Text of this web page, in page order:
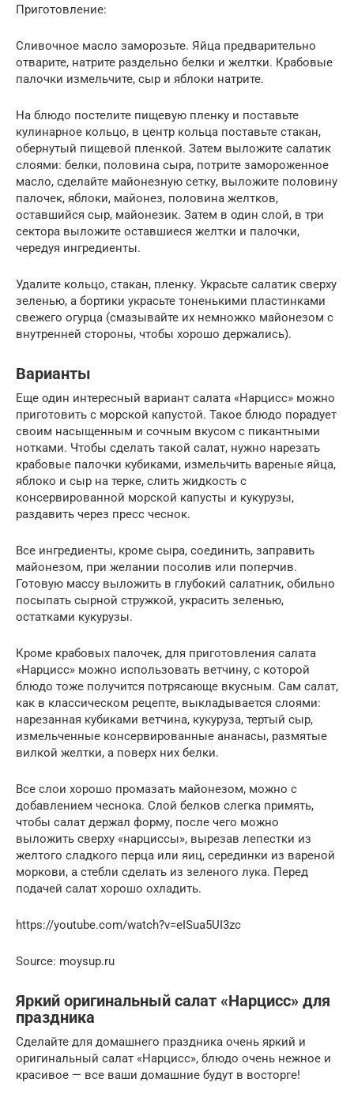
Приготовление:
Сливочное масло заморозьте. Яйца предварительно
отварите, натрите раздельно белки и желтки. Крабовые
палочки измельчите, сыр и яблоки натрите.
На блюдо постелите пищевую пленку и поставьте
кулинарное кольцо, в центр кольца поставьте стакан,
обернутый пищевой пленкой. Затем выложите салатик
слоями: белки, половина сыра, потрите замороженное
масло, сделайте майонезную сетку, выложите половину
палочек, яблоки, майонез, половина желтков,
оставшийся сыр, майонезик. Затем в один слой, в три
сектора выложите оставшиеся желтки и палочки,
чередуя ингредиенты.
Удалите кольцо, стакан, пленку. Украсьте салатик сверху
зеленью, а бортики украсьте тоненькими пластинками
свежего огурца (смазывайте их немножко майонезом с
внутренней стороны, чтобы хорошо держались).
Варианты
Еще один интересный вариант салата «Нарцисс» можно
приготовить с морской капустой. Такое блюдо порадует
своим насыщенным и сочным вкусом с пикантными
нотками. Чтобы сделать такой салат, нужно нарезать
крабовые палочки кубиками, измельчить вареные яйца,
яблоко и сыр на терке, слить жидкость с
консервированной морской капусты и кукурузы,
раздавить через пресс чеснок.
Все ингредиенты, кроме сыра, соединить, заправить
майонезом, при желании посолив или поперчив.
Готовую массу выложить в глубокий салатник, обильно
посыпать сырной стружкой, украсить зеленью,
остатками кукурузы.
Кроме крабовых палочек, для приготовления салата
«Нарцисс» можно использовать ветчину, с которой
блюдо тоже получится потрясающе вкусным. Сам салат,
как в классическом рецепте, выкладывается слоями:
нарезанная кубиками ветчина, кукуруза, тертый сыр,
измельченные консервированные ананасы, размятые
вилкой желтки, а поверх них белки.
Все слои хорошо промазать майонезом, можно с
добавлением чеснока. Слой белков слегка примять,
чтобы салат держал форму, после чего можно
выложить сверху «нарциссы», вырезав лепестки из
желтого сладкого перца или яиц, серединки из вареной
моркови, а стебли сделать из зеленого лука. Перед
подачей салат хорошо охладить.
https://youtube.com/watch?v=eISua5UI3zc
Source: moysup.ru
Яркий оригинальный салат «Нарцисс» для
праздника
Сделайте для домашнего праздника очень яркий и
оригинальный салат «Нарцисс», блюдо очень нежное и
красивое — все ваши домашние будут в восторге!